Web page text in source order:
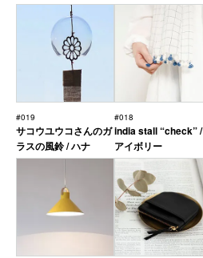
#019
サコウユウコさんのガ
ラスの風鈴 / ハナ
#018
india stall “check” /
アイボリー